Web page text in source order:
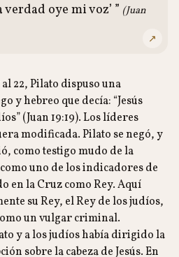
oye mi voz’ ” (Juan
↗
al 22, Pilato dispuso una
y hebreo que decía: “Jesús
(Juan 19:19). Los líderes
modificada. Pilato se negó, y
como testigo mudo de la
uno de los indicadores de
en la Cruz como Rey. Aquí
su Rey, el Rey de los judíos,
un vulgar criminal.
y a los judíos había dirigido la
sobre la cabeza de Jesús. En